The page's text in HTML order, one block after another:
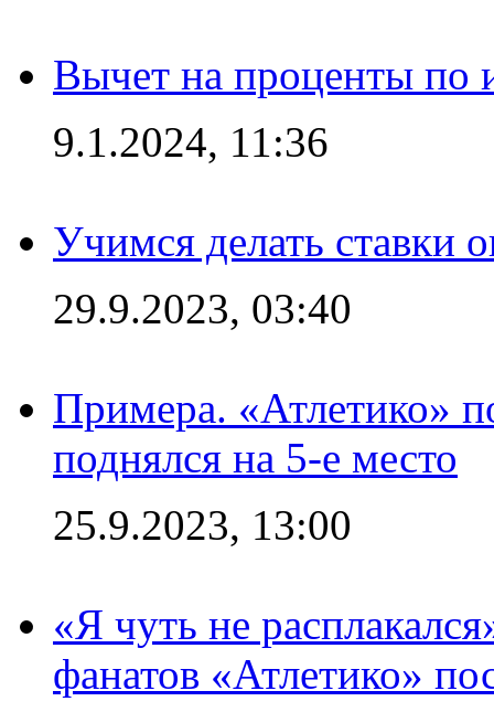
Вычет на проценты по
9.1.2024, 11:36
Учимся делать ставки
29.9.2023, 03:40
Примера. «Атлетико»
поднялся на 5-е место
25.9.2023, 13:00
«Я чуть не
фанатов «Атлетико»